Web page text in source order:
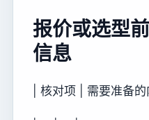
报价或选型
信息
| 核对项 | 需要准备的